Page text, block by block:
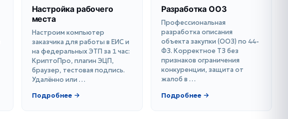
Настройка рабочего
места
Настроим компьютер
заказчика для работы в ЕИС и
на федеральных ЭТП за 1 час:
КриптоПро, плагин ЭЦП,
браузер, тестовая подпись.
Удалённо или …
Подробнее →
Разработка ООЗ
Профессиональная
разработка описания
объекта закупки (ООЗ) по 44-
ФЗ. Корректное ТЗ без
признаков ограничения
конкуренции, защита от
жалоб в …
Подробнее →